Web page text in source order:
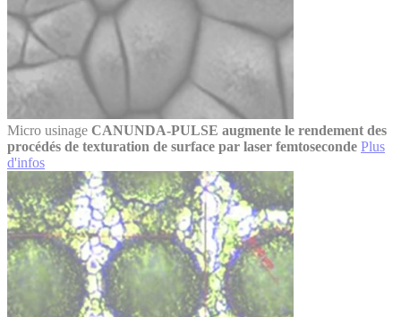
Micro usinage CANUNDA-PULSE augmente le rendement des
procédés de texturation de surface par laser femtoseconde Plus
d'infos